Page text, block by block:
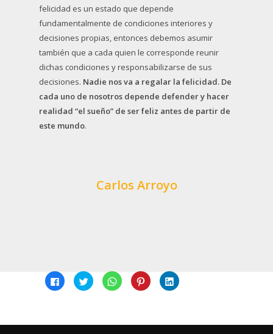
felicidad es un estado que depende
fundamentalmente de condiciones interiores y
decisiones propias, entonces debemos asumir
también que a cada quien le corresponde reunir
dichas condiciones y responsabilizarse de sus
decisiones. Nadie nos va a regalar la felicidad. De
cada uno de nosotros depende defender y hacer
realidad “el sueño” de ser feliz antes de partir de
este mundo.
Carlos Arroyo
Click
to
share
in
Click
to
share
in
Click
to
share
in
Click
to
share
in
Click
to
in